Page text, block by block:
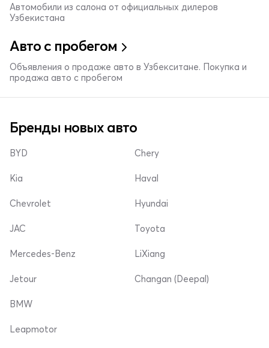
Автомобили из салона от официальных дилеров
Узбекистана
Авто с пробегом
Объявления о продаже авто в Узбекситане. Покупка и
продажа авто с пробегом
Бренды новых авто
BYD
Kia
Chevrolet
Chery
Haval
Hyundai
JAC
Mercedes-Benz
Jetour
Toyota
LiXiang
Changan (Deepal)
BMW
Leapmotor